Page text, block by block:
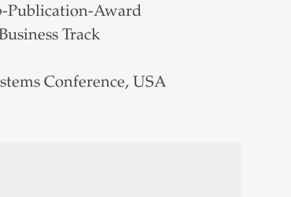
Publication-Award
Track
Conference, USA